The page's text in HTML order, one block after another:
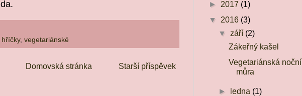
hříčky, vegetariánské
Starší příspěvek
Domovská stránka
► 2017 (1)
▼ 2016 (3)
▼ září (2)
Zákeřný kašel
Vegetariánská noční
můra
► ledna (1)